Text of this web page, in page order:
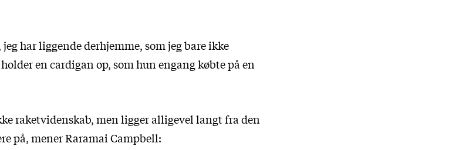
har liggende derhjemme, som jeg bare ikke
en cardigan op, som hun engang købte på en
raketvidenskab, men ligger alligevel langt fra den
på, mener Raramai Campbell: